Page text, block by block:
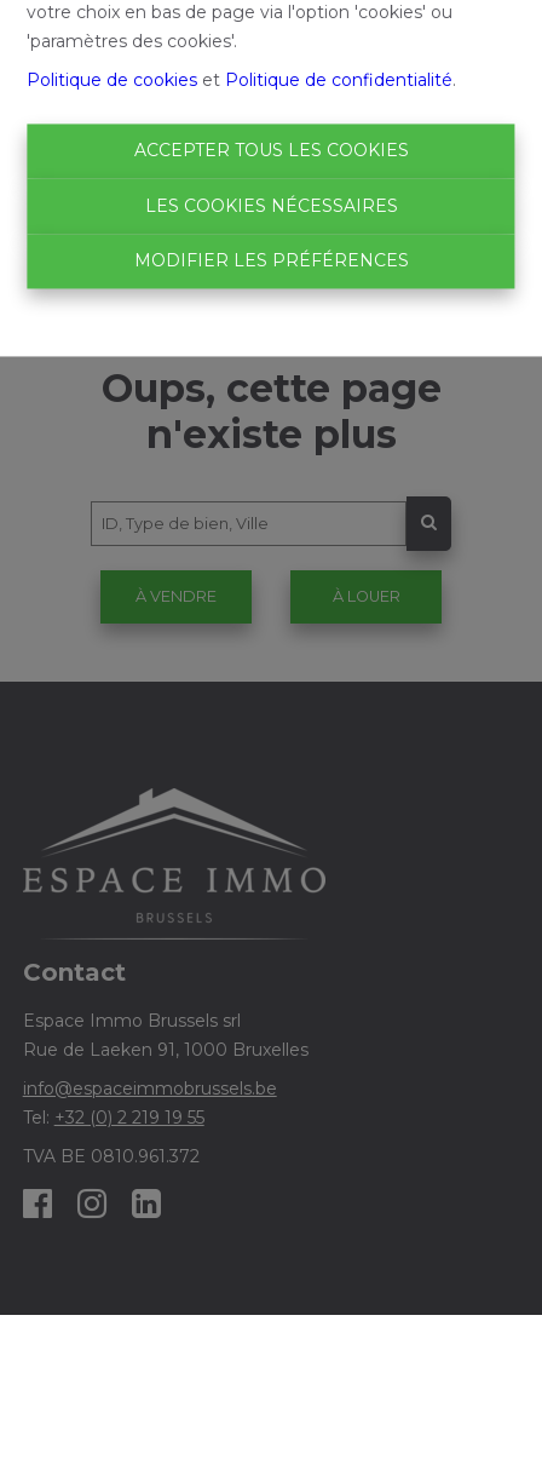
votre choix en bas de page via l'option 'cookies' ou
'paramètres des cookies'.
Politique de cookies et Politique de confidentialité.
ACCEPTER TOUS LES COOKIES
LES COOKIES NÉCESSAIRES
MODIFIER LES PRÉFÉRENCES
Oups, cette page
n'existe plus
À VENDRE À LOUER
Contact
Espace Immo Brussels srl
Rue de Laeken 91, 1000 Bruxelles
info@espaceimmobrussels.be
Tel: +32 (0) 2 219 19 55
TVA BE 0810.961.372